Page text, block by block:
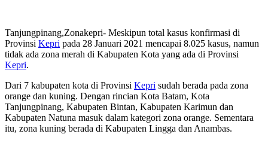
Tanjungpinang,Zonakepri- Meskipun total kasus konfirmasi di
Provinsi Kepri pada 28 Januari 2021 mencapai 8.025 kasus, namun
tidak ada zona merah di Kabupaten Kota yang ada di Provinsi
Kepri.
Dari 7 kabupaten kota di Provinsi Kepri sudah berada pada zona
orange dan kuning. Dengan rincian Kota Batam, Kota
Tanjungpinang, Kabupaten Bintan, Kabupaten Karimun dan
Kabupaten Natuna masuk dalam kategori zona orange. Sementara
itu, zona kuning berada di Kabupaten Lingga dan Anambas.